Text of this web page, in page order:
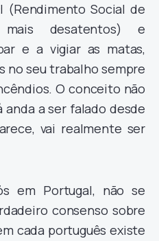
(Rendimento Social de
desatentos) e
e a vigiar as matas,
no seu trabalho sempre
O conceito não
anda a ser falado desde
vai realmente ser
em Portugal, não se
consenso sobre
cada português existe